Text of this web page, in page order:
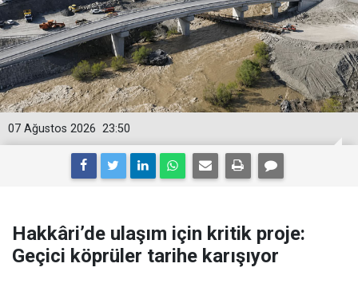
23:50
07 Ağustos 2026
Hakkâri’de ulaşım için kritik proje:
Geçici köprüler tarihe karışıyor